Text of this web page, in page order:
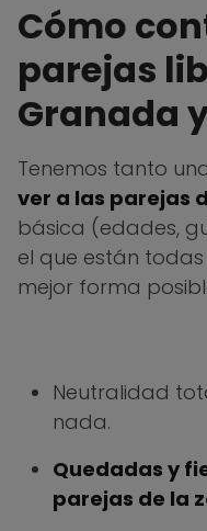
Cómo
parejas
Granada
Tenemos tanto
ver a las parejas
básica (edades,
el que están
mejor forma
Neutralidad
nada.
Quedadas y
parejas de la